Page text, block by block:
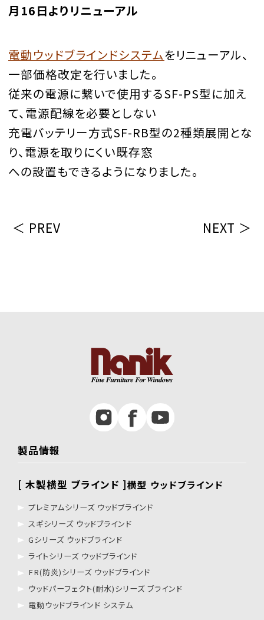
月16日よりリニューアル
電動ウッドブラインドシステムをリニューアル、
一部価格改定を行いました。
従来の電源に繋いで使用するSF-PS型に加え
て、電源配線を必要としない
充電バッテリー方式SF-RB型の2種類展開とな
り、電源を取りにくい既存窓
への設置もできるようになりました。
＜ PREV NEXT ＞
製品情報
[ 木製横型 ブラインド ]横型 ウッドブラインド
プレミアムシリーズ ウッドブラインド
スギシリーズ ウッドブラインド
Gシリーズ ウッドブラインド
ライトシリーズ ウッドブラインド
FR(防炎)シリーズ ウッドブラインド
ウッドパーフェクト(耐水)シリーズ ブラインド
電動ウッドブラインド システム